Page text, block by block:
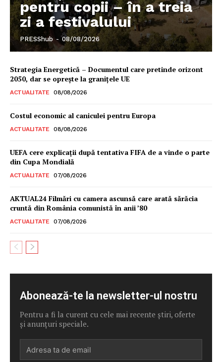
pentru copii – în a treia
zi a festivalului
PRESShub - 08/08/2026
Strategia Energetică – Documentul care pretinde orizont
2050, dar se oprește la granițele UE
ACTUALITATE 08/08/2026
Costul economic al caniculei pentru Europa
ACTUALITATE 08/08/2026
UEFA cere explicații după tentativa FIFA de a vinde o parte
din Cupa Mondială
ACTUALITATE 07/08/2026
AKTUAL24 Filmări cu camera ascunsă care arată sărăcia
cruntă din România comunistă în anii ’80
ACTUALITATE 07/08/2026
Abonează-te la newsletter-ul nostru
Pentru a fi la curent cu cele mai recente știri, oferte
și anunțuri speciale.